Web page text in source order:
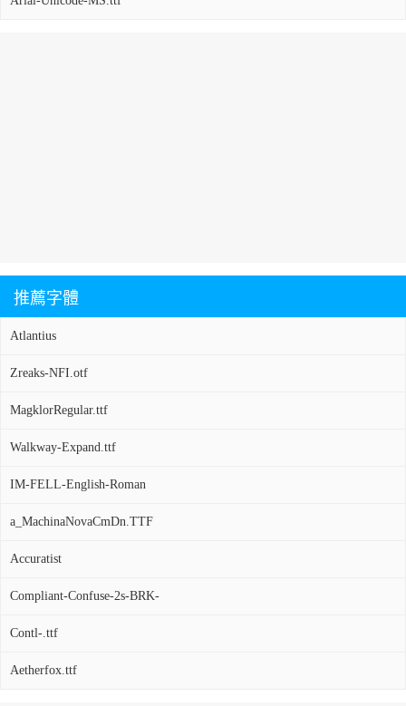
推薦字體
Atlantius
Zreaks-NFI.otf
MagklorRegular.ttf
Walkway-Expand.ttf
IM-FELL-English-Roman
a_MachinaNovaCmDn.TTF
Accuratist
Compliant-Confuse-2s-BRK-
Contl-.ttf
Aetherfox.ttf